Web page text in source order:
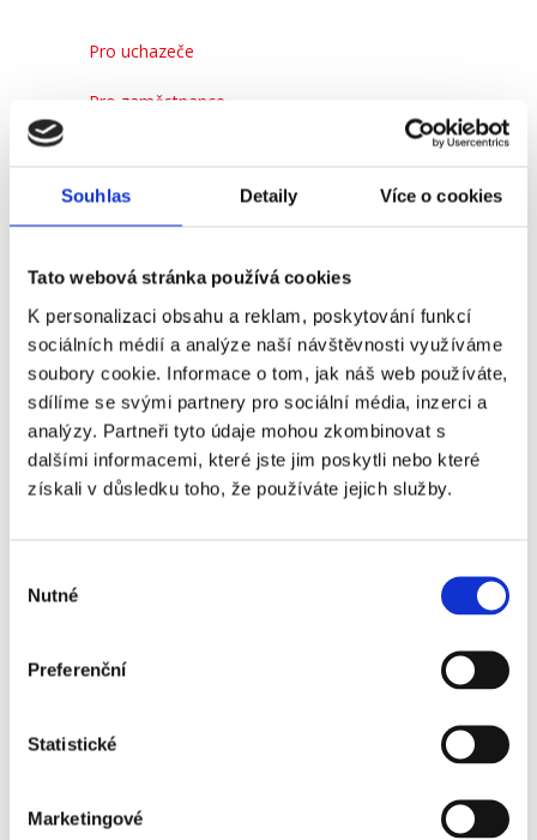
Souhlas Detaily Více o cookies
Tato webová stránka používá cookies
K personalizaci obsahu a reklam, poskytování funkcí
sociálních médií a analýze naší návštěvnosti využíváme
soubory cookie. Informace o tom, jak náš web používáte,
sdílíme se svými partnery pro sociální média, inzerci a
analýzy. Partneři tyto údaje mohou zkombinovat s
dalšími informacemi, které jste jim poskytli nebo které
získali v důsledku toho, že používáte jejich služby.
souhlasu
Nutné
Preferenční
Statistické
Marketingové
Pro uchazeče
Pro zaměstnance
(Ne)komunikace se
zaměstnavatelem
18. 9. 2025
#3 HR Abeceda: Od A do Z